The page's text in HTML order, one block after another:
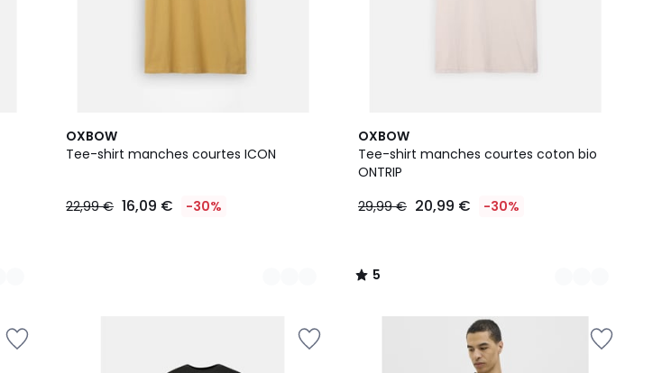
OXBOW
Tee-shirt manches courtes ICON
22,99 € 16,09 € -30%
3
Couleurs
OXBOW
Tee-shirt manches courtes coton bio
ONTRIP
29,99 € 20,99 € -30%
5
/
5
4
Couleurs
5
/